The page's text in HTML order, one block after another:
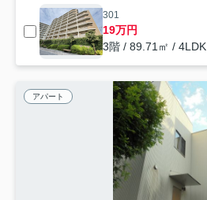
301
19万円
3階 / 89.71㎡ / 4LDK
アパート